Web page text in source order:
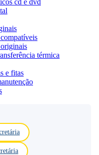
cd e dvd
térmica
e fitas